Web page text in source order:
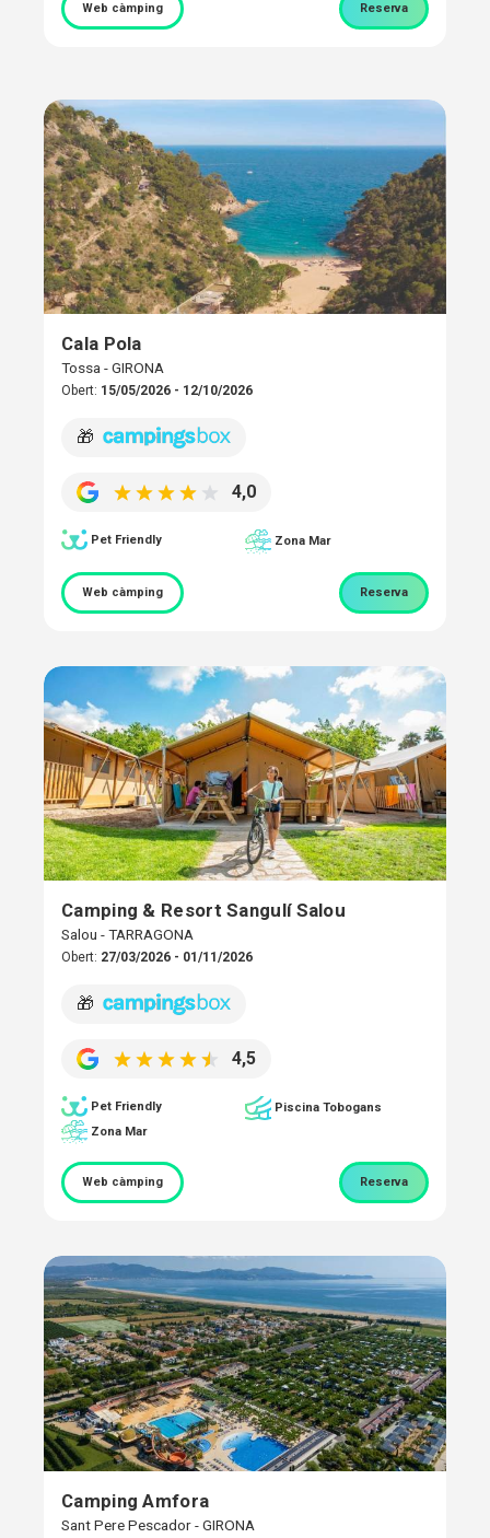
Web càmping Reserva
Cala Pola
Tossa - GIRONA
Obert: 15/05/2026 - 12/10/2026
🎁
4,0
Pet Friendly Zona Mar
Web càmping Reserva
Camping & Resort Sangulí Salou
Salou - TARRAGONA
Obert: 27/03/2026 - 01/11/2026
🎁
4,5
Pet Friendly
Piscina Tobogans
Zona Mar
Web càmping Reserva
Camping Amfora
Sant Pere Pescador - GIRONA